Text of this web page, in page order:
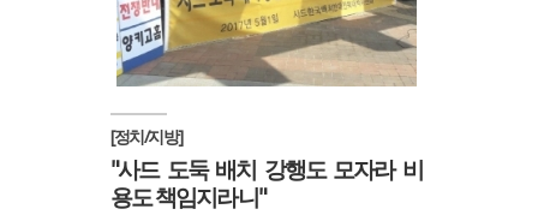
[정치/지방]
"사드 도둑 배치 강행도 모자라 비
용도 책임지라니"